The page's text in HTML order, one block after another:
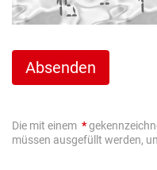
Die mit einem *
müssen ausgefüllt werden,